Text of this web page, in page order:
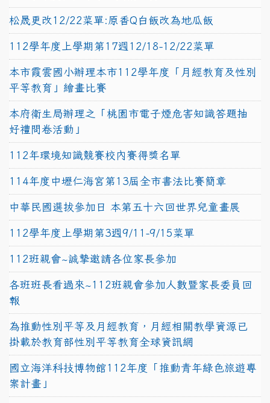
松晟更改12/22菜單:原香Q白飯改為地瓜飯
112學年度上學期第17週12/18-12/22菜單
本市霞雲國小辦理本市112學年度「月經教育及性別
平等教育」繪畫比賽
本府衛生局辦理之「桃園市電子煙危害知識答題抽
好禮問卷活動」
112年環境知識競賽校內賽得獎名單
114年度中壢仁海宮第13屆全市書法比賽簡章
中華民國選拔參加日 本第五十六回世界兒童畫展
112學年度上學期第3週9/11-9/15菜單
112班親會~誠摯邀請各位家長參加
各班班長看過來~112班親會參加人數暨家長委員回
報
為推動性別平等及月經教育，月經相關教學資源已
掛載於教育部性別平等教育全球資訊網
國立海洋科技博物館112年度「推動青年綠色旅遊專
案計畫」